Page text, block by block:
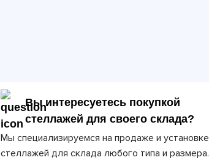
Вы интересуетесь покупкой
стеллажей для своего склада?
Мы специализируемся на продаже и установке
стеллажей для склада любого типа и размера.